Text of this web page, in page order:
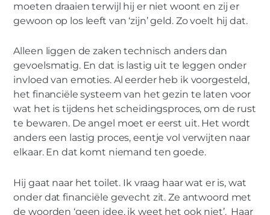
moeten draaien terwijl hij er niet woont en zij er
gewoon op los leeft van ‘zijn’ geld. Zo voelt hij dat.
Alleen liggen de zaken technisch anders dan
gevoelsmatig. En dat is lastig uit te leggen onder
invloed van emoties. Al eerder heb ik voorgesteld,
het financiële systeem van het gezin te laten voor
wat het is tijdens het scheidingsproces, om de rust
te bewaren. De angel moet er eerst uit. Het wordt
anders een lastig proces, eentje vol verwijten naar
elkaar. En dat komt niemand ten goede.
Hij gaat naar het toilet. Ik vraag haar wat er is, wat
onder dat financiële gevecht zit. Ze antwoord met
de woorden ‘geen idee, ik weet het ook niet’. Haar